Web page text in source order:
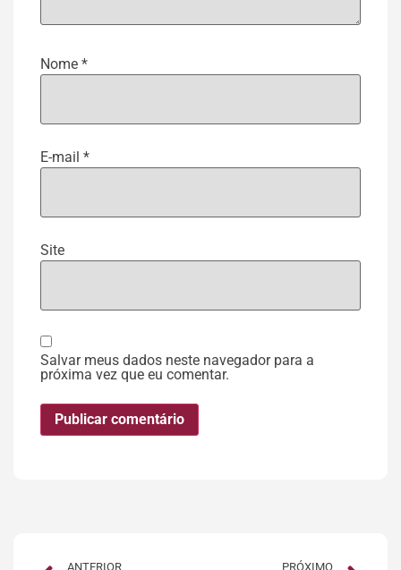
Nome *
E-mail *
Site
Salvar meus dados neste navegador para a
próxima vez que eu comentar.
ANTERIOR PRÓXIMO